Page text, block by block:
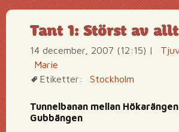
Tant 1: Störst av allt
14 december, 2007 (12:15) |
Marie
Etiketter:
Stockholm
Tunnelbanan mellan
Gubbängen